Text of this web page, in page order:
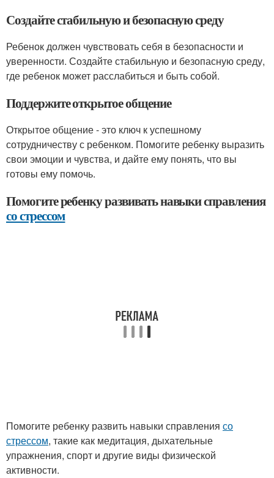
Создайте стабильную и безопасную среду
Ребенок должен чувствовать себя в безопасности и
уверенности. Создайте стабильную и безопасную среду,
где ребенок может расслабиться и быть собой.
Поддержите открытое общение
Открытое общение - это ключ к успешному
сотрудничеству с ребенком. Помогите ребенку выразить
свои эмоции и чувства, и дайте ему понять, что вы
готовы ему помочь.
Помогите ребенку развивать навыки справления
со стрессом
Помогите ребенку развить навыки справления со
стрессом, такие как медитация, дыхательные
упражнения, спорт и другие виды физической
активности.